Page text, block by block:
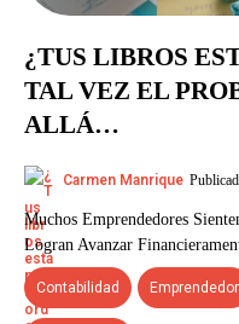
¿TUS LIBROS
TAL VEZ EL
ALLÁ…
Carmen Manrique
Muchos Emprendedores
Logran Avanzar
Contabilidad Emprendedor